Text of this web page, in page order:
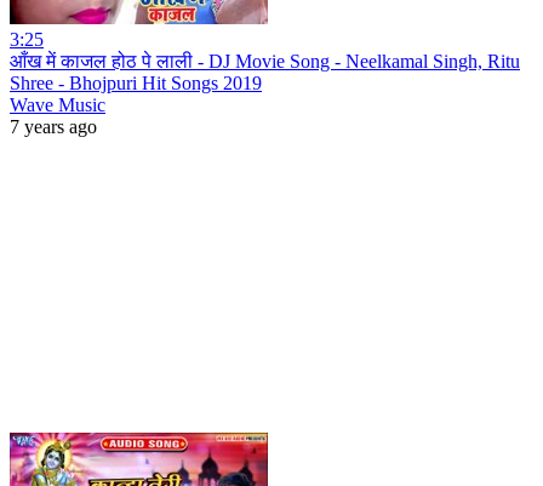
3:25
आँख में काजल होठ पे लाली - DJ Movie Song - Neelkamal Singh, Ritu
Shree - Bhojpuri Hit Songs 2019
Wave Music
7 years ago